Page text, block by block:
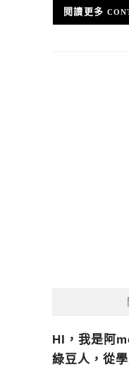
HI，我是阿
綠豆人，從